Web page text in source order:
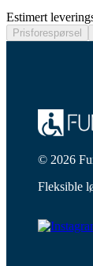
Estimert
Prisforespørsel
© 2026
Fleksible